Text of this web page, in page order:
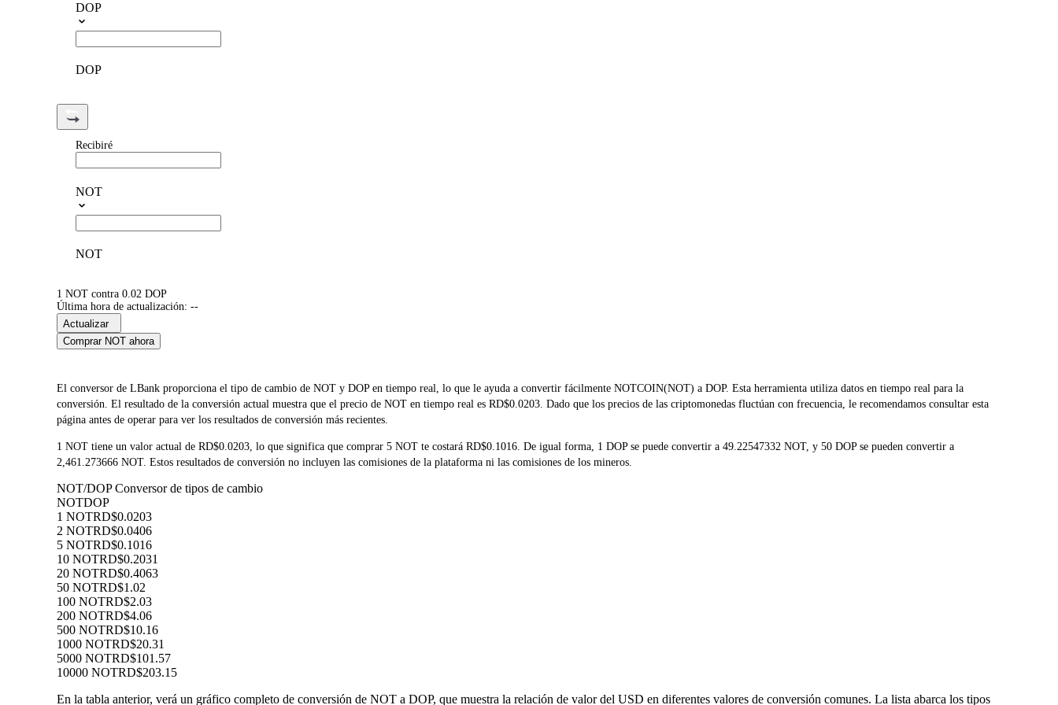
DOP
DOP
Recibiré
NOT
NOT
1 NOT contra 0.02 DOP
Última hora de actualización: --
Actualizar
Comprar NOT ahora
El conversor de LBank proporciona el tipo de cambio de NOT y DOP en tiempo real, lo que le ayuda a convertir fácilmente NOTCOIN(NOT) a DOP. Esta herramienta utiliza datos en tiempo real para la
conversión. El resultado de la conversión actual muestra que el precio de NOT en tiempo real es RD$0.0203. Dado que los precios de las criptomonedas fluctúan con frecuencia, le recomendamos consultar esta
página antes de operar para ver los resultados de conversión más recientes.
1 NOT tiene un valor actual de RD$0.0203, lo que significa que comprar 5 NOT te costará RD$0.1016. De igual forma, 1 DOP se puede convertir a 49.22547332 NOT, y 50 DOP se pueden convertir a
2,461.273666 NOT. Estos resultados de conversión no incluyen las comisiones de la plataforma ni las comisiones de los mineros.
NOT/DOP Conversor de tipos de cambio
NOTDOP
1 NOTRD$0.0203
2 NOTRD$0.0406
5 NOTRD$0.1016
10 NOTRD$0.2031
20 NOTRD$0.4063
50 NOTRD$1.02
100 NOTRD$2.03
200 NOTRD$4.06
500 NOTRD$10.16
1000 NOTRD$20.31
5000 NOTRD$101.57
10000 NOTRD$203.15
En la tabla anterior, verá un gráfico completo de conversión de NOT a DOP, que muestra la relación de valor del USD en diferentes valores de conversión comunes. La lista abarca los tipos